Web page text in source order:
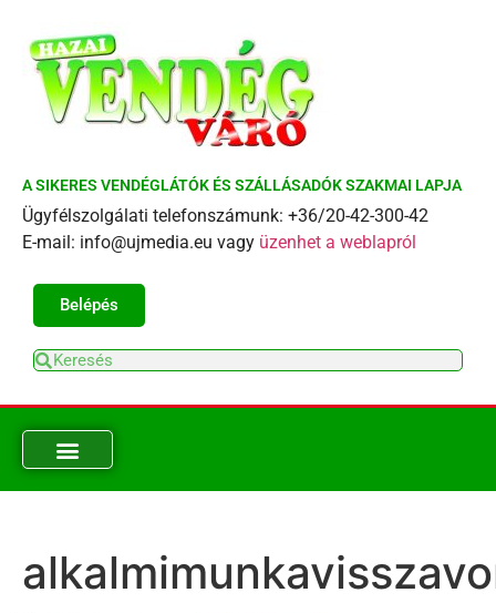
A SIKERES VENDÉGLÁTÓK ÉS SZÁLLÁSADÓK SZAKMAI LAPJA
Ügyfélszolgálati telefonszámunk: +36/20-42-300-42
E-mail: info@ujmedia.eu vagy üzenhet a weblapról
Belépés